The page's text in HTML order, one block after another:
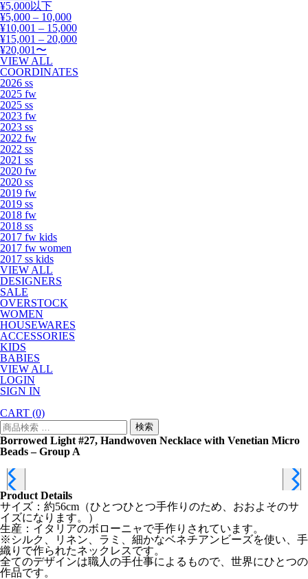
¥5,000以下
¥5,000 – 10,000
¥10,001 – 15,000
¥15,001 – 20,000
¥20,001〜
VIEW ALL
COORDINATES
2026 ss
2025 fw
2025 ss
2023 fw
2023 ss
2022 fw
2022 ss
2021 ss
2020 fw
2020 ss
2019 fw
2019 ss
2018 fw
2018 ss
2017 fw kids
2017 fw women
2017 ss kids
VIEW ALL
DESIGNERS
SALE
OVERSTOCK
WOMEN
HOUSEWARES
ACCESSORIES
KIDS
BABIES
VIEW ALL
LOGIN
SIGN IN
CART (0)
検
索
対
象:
検索
Borrowed Light #27, Handwoven Necklace with Venetian Micro
Beads – Group A
Product Details
サイズ：約56cm（ひとつひとつ手作りのため、おおよそのサ
イズになります。）
生産：イタリアのボローニャで手作りされています。
※シルク、リネン、ラミ、細かなベネチアンビーズを使い、手
織りで作られたネックレスです。
全てのデザインは職人の手仕事によるもので、世界にひとつの
作品です。